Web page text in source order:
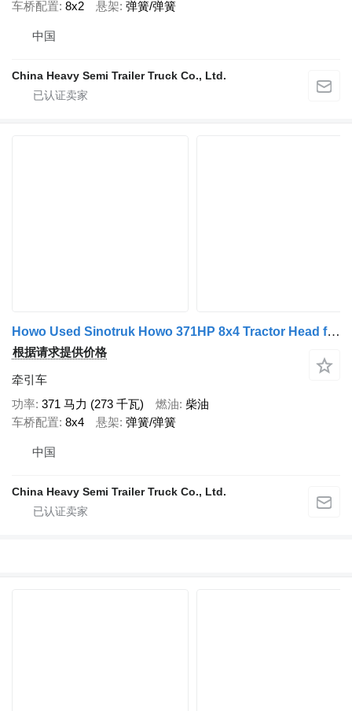
车桥配置 8x2 悬架 弹簧/弹簧
中国
China Heavy Semi Trailer Truck Co., Ltd.
Howo Used Sinotruk Howo 371HP 8x4 Tractor Head for Sale
根据请求提供价格
牵引车
功率 371 马力 (273 千瓦) 燃油 柴油
车桥配置 8x4 悬架 弹簧/弹簧
中国
China Heavy Semi Trailer Truck Co., Ltd.